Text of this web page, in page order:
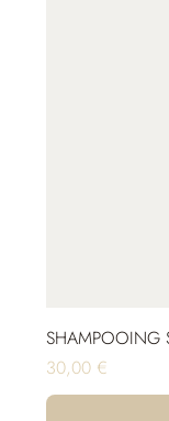
SHAMPOOING
Preis
30,00 €